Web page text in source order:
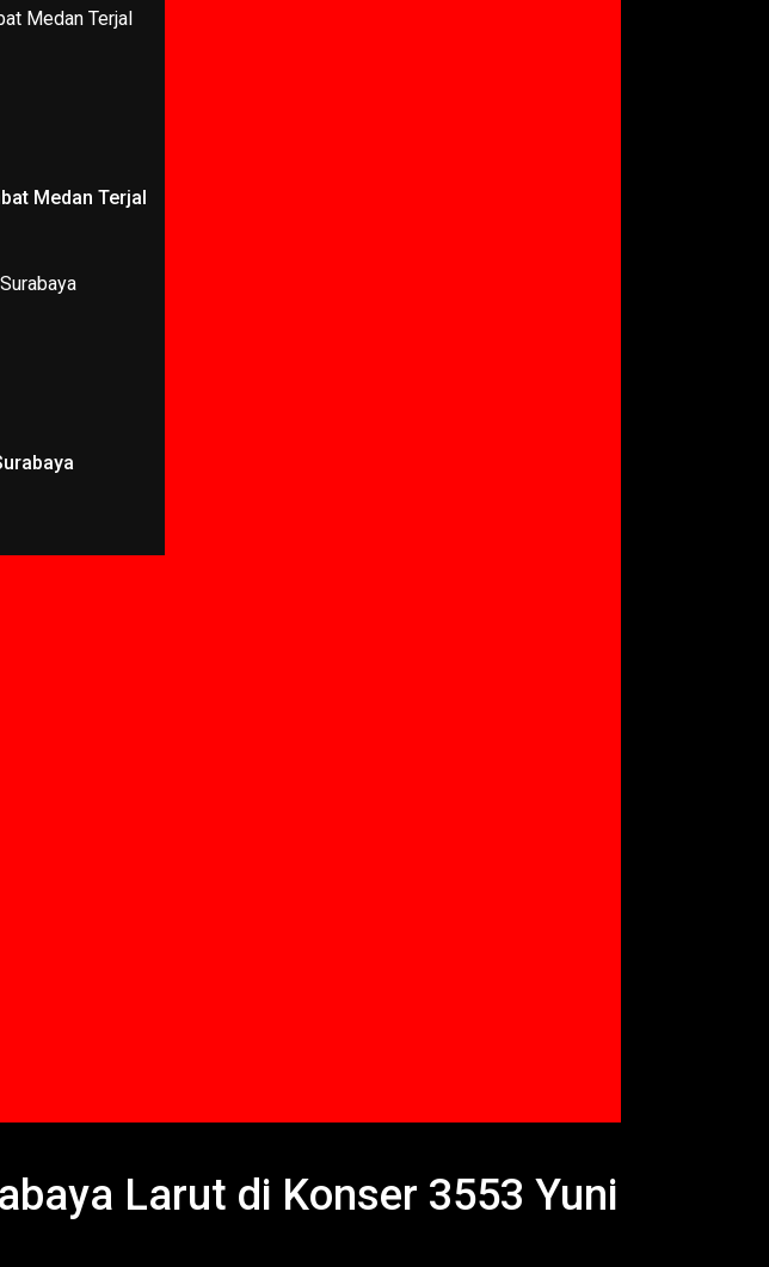
Medan Terjal
Larut di Konser 3553 Yuni